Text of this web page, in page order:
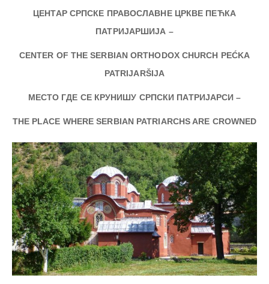
ЦЕНТАР СРПСКЕ ПРАВОСЛАВНЕ ЦРКВЕ ПЕЋКА
ПАТРИЈАРШИЈА –
CENTER OF THE SERBIAN ORTHODOX CHURCH PEĆKA
PATRIJARŠIJA
МЕСТО ГДЕ СЕ КРУНИШУ СРПСКИ ПАТРИЈАРСИ –
THE PLACE WHERE SERBIAN PATRIARCHS ARE CROWNED